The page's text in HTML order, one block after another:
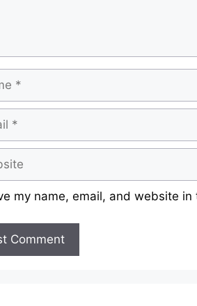
my name, email, and website